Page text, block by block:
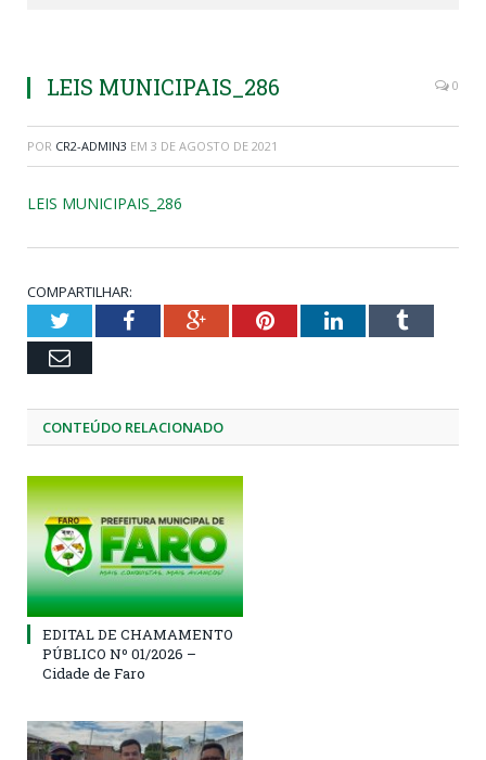
LEIS MUNICIPAIS_286 0
POR CR2-ADMIN3 EM 3 DE AGOSTO DE 2021
LEIS MUNICIPAIS_286
COMPARTILHAR:
TwitterFacebookGoogle+PinterestLinkedInTumblr
Email
CONTEÚDO RELACIONADO
EDITAL DE CHAMAMENTO
PÚBLICO Nº 01/2026 –
Cidade de Faro